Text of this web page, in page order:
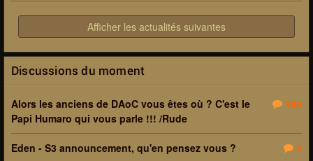
Afficher les actualités suivantes
Discussions du moment
180
Alors les anciens de DAoC vous êtes où ? C'est le
Papi Humaro qui vous parle !!! /Rude
2
Eden - S3 announcement, qu'en pensez vous ?